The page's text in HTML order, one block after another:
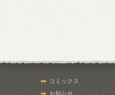
コミックス
お知らせ